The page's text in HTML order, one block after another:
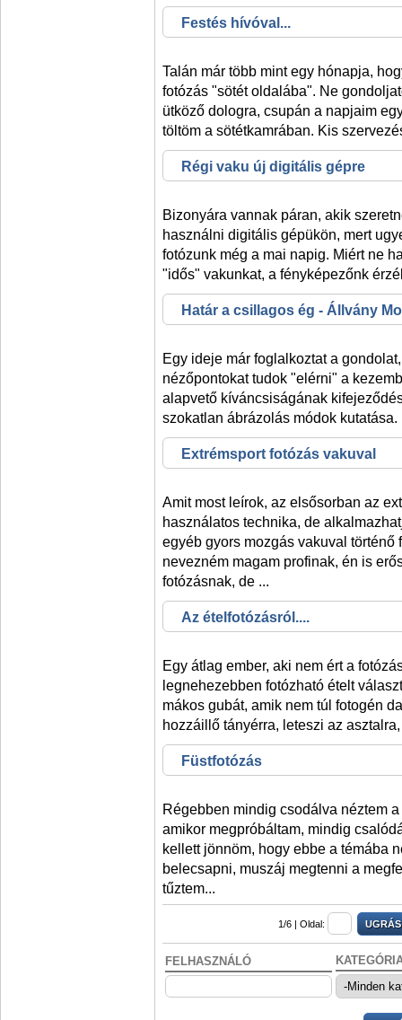
Festés hívóval...
Talán már több mint egy hónapja,
fotózás "sötét oldalába". Ne
ütköző dologra, csupán a napjaim
töltöm a sötétkamrában. Kis
Régi vaku új digitális gépre
Bizonyára vannak páran, akik
használni digitális gépükön, mert
fotózunk még a mai napig. Miért ne
"idős" vakunkat, a fényképezőnk
Határ a csillagos ég - Állvány
Egy ideje már foglalkoztat a
nézőpontokat tudok "elérni" a
alapvető kíváncsiságának
szokatlan ábrázolás módok
Extrémsport fotózás vakuval
Amit most leírok, az elsősorban az
használatos technika, de
egyéb gyors mozgás vakuval történő
nevezném magam profinak, én is
fotózásnak, de ...
Az ételfotózásról....
Egy átlag ember, aki nem ért a
legnehezebben fotózható ételt
mákos gubát, amik nem túl fotogén
hozzáillő tányérra, leteszi az
Füstfotózás
Régebben mindig csodálva néztem
amikor megpróbáltam, mindig
kellett jönnöm, hogy ebbe a témába
belecsapni, muszáj megtenni a
tűztem...
1/6 | Oldal:
FELHASZNÁLÓ